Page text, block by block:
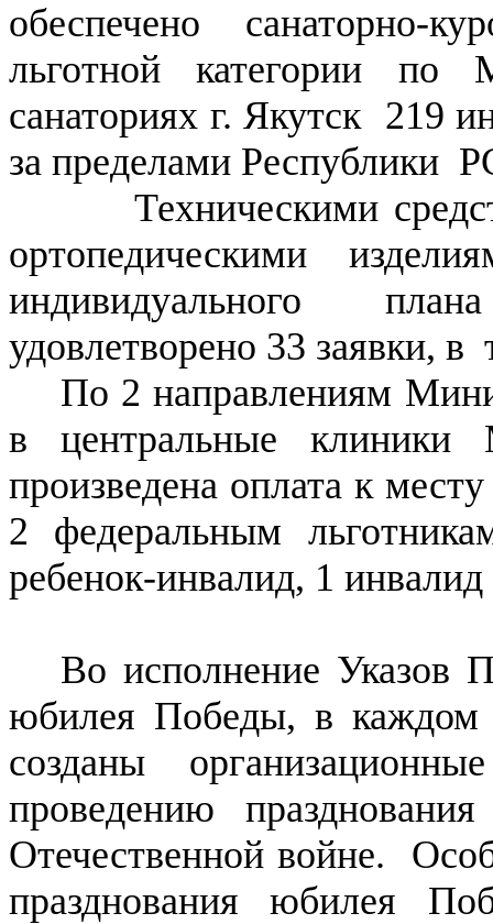
обеспечено санаторно-
льготной категории
санаториях г. Якутск 219
за пределами Республики
Техническими
ортопедическими
индивидуального
удовлетворено 33 заявки, в
По 2 направлениям
в центральные клиники
произведена оплата к
2 федеральным
ребенок-инвалид, 1
Во исполнение
юбилея Победы, в каждом
созданы
проведению
Отечественной войне.
празднования юбилея